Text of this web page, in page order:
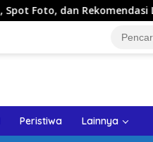
Lumpia
Peristiwa Lainnya